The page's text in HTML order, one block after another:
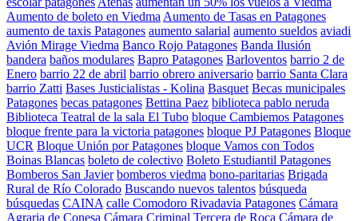
Aumento de boleto en Viedma Aumento de Tasas en Patagones
aumento de taxis Patagones aumento salarial aumento sueldos aviadi
Avión Mirage Viedma Banco Rojo Patagones Banda Ilusión
bandera baños modulares Bapro Patagones Barloventos barrio 2 de
Enero barrio 22 de abril barrio obrero aniversario barrio Santa Clara
barrio Zatti Bases Justicialistas - Kolina Basquet Becas municipales
Patagones becas patagones Bettina Paez biblioteca pablo neruda
Biblioteca Teatral de la sala El Tubo bloque Cambiemos Patagones
bloque frente para la victoria patagones bloque PJ Patagones Bloque
UCR Bloque Unión por Patagones bloque Vamos con Todos
Boinas Blancas boleto de colectivo Boleto Estudiantil Patagones
Bomberos San Javier bomberos viedma bono-paritarias Brigada
Rural de Río Colorado Buscando nuevos talentos búsqueda
búsquedas CAINA calle Comodoro Rivadavia Patagones Cámara
Agraria de Conesa Cámara Criminal Tercera de Roca Cámara de